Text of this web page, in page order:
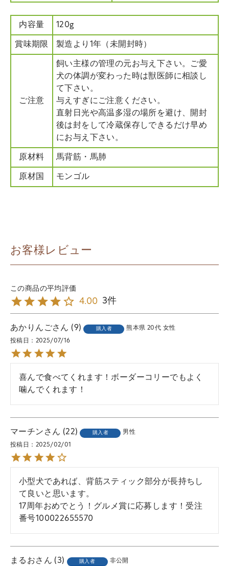
内容量 120g
賞味期限 製造より1年（未開封時）
ご注意
飼い主様の管理の元お与え下さい。ご愛
犬の体調が変わった時は獣医師に相談し
て下さい。
与えすぎにご注意ください。
直射日光や高温多湿の場所を避け、開封
後は封をして冷蔵保存しできるだけ早め
にお与え下さい。
原材料 馬背筋・馬肺
原材国 モンゴル
お客様レビュー
4.00 3
あかりんご 9 購入者 熊本県 20代 女性
投稿日 2025/07/16
喜んで食べてくれます！ボーダーコリーでもよく
噛んでくれます！
マーチン 22 購入者 男性
投稿日 2025/02/01
小型犬であれば、背筋スティック部分が長持ちし
て良いと思います。
17周年おめでとう！グルメ賞に応募します！受注
番号100022655570
まるお 3 購入者 非公開